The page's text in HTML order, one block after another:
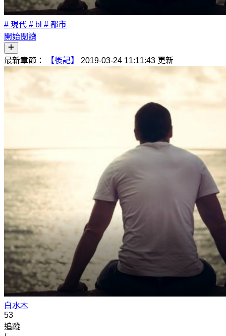
# 現代 # bl # 都市
開始閱讀
最新章節： 【後記】 2019-03-24 11:11:43 更新
白水木
53
追蹤